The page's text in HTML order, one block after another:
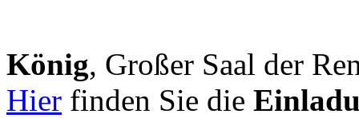
König, Großer Saal der
Hier finden Sie die